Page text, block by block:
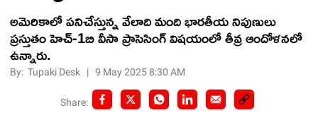
అమెరికాలో పనిచేస్తున్న వేలాది మంది భారతీయ నిపుణులు
ప్రస్తుతం హెచ్-1బి వీసా ప్రాసెసింగ్ విషయంలో తీవ్ర ఆందోళనలో
ఉన్నారు.
By:Tupaki Desk |9 May 2025 8:30 AM
Share: